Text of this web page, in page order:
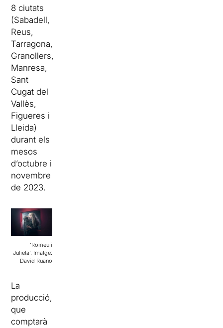
8 ciutats
(Sabadell,
Reus,
Tarragona,
Granollers,
Manresa,
Sant
Cugat del
Vallès,
Figueres i
Lleida)
durant els
mesos
d’octubre i
novembre
de 2023.
‘Romeu i
Julieta’. Imatge:
David Ruano
La
producció,
que
comptarà